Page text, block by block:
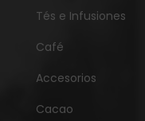
Tés e Infusiones
Café
Accesorios
Cacao